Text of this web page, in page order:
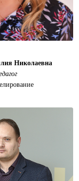
Николаевна